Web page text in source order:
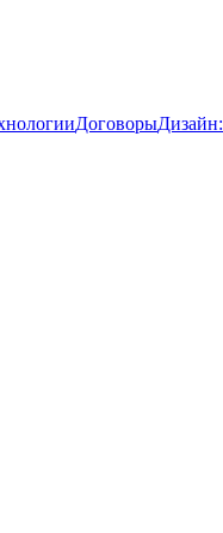
ДоговорыДизайн: